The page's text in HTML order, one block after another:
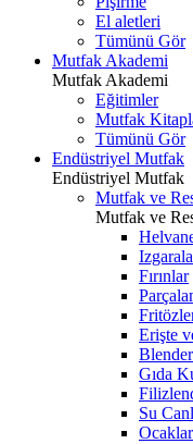
El aletleri
Tümünü Gör
Mutfak Akademi
Mutfak Akademi
Eğitimler
Mutfak
Tümünü Gör
Endüstriyel Mutfak
Endüstriyel Mutfak
Mutfak ve
Mutfak ve
Fırınlar
Erişte
Gıda
Su
Ocaklar